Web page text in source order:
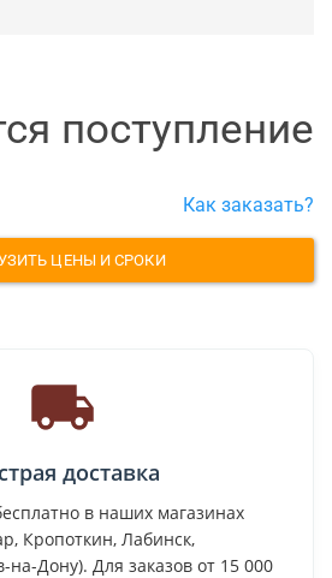
поступление
Как заказать?
ЦЕНЫ И СРОКИ
доставка
в наших магазинах
Кропоткин, Лабинск,
на-Дону). Для заказов от 15 000